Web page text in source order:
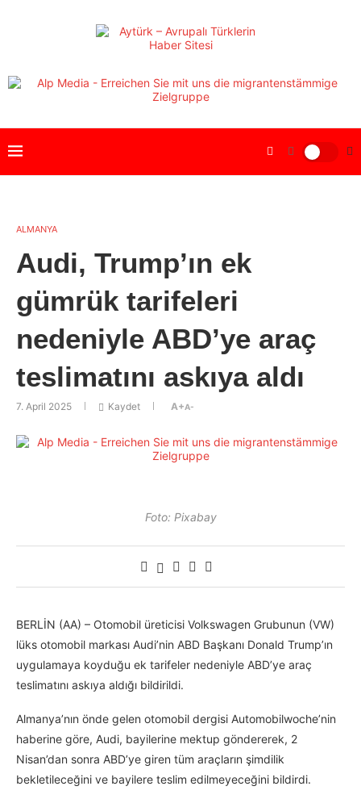
ALMANYA
Audi, Trump’ın ek
gümrük tarifeleri
nedeniyle ABD’ye araç
teslimatını askıya aldı
7. April 2025 Kaydet A+A-
Foto: Pixabay
BERLİN (AA) – Otomobil üreticisi Volkswagen Grubunun (VW)
lüks otomobil markası Audi’nin ABD Başkanı Donald Trump’ın
uygulamaya koyduğu ek tarifeler nedeniyle ABD’ye araç
teslimatını askıya aldığı bildirildi.
Almanya’nın önde gelen otomobil dergisi Automobilwoche’nin
haberine göre, Audi, bayilerine mektup göndererek, 2
Nisan’dan sonra ABD’ye giren tüm araçların şimdilik
bekletileceğini ve bayilere teslim edilmeyeceğini bildirdi.